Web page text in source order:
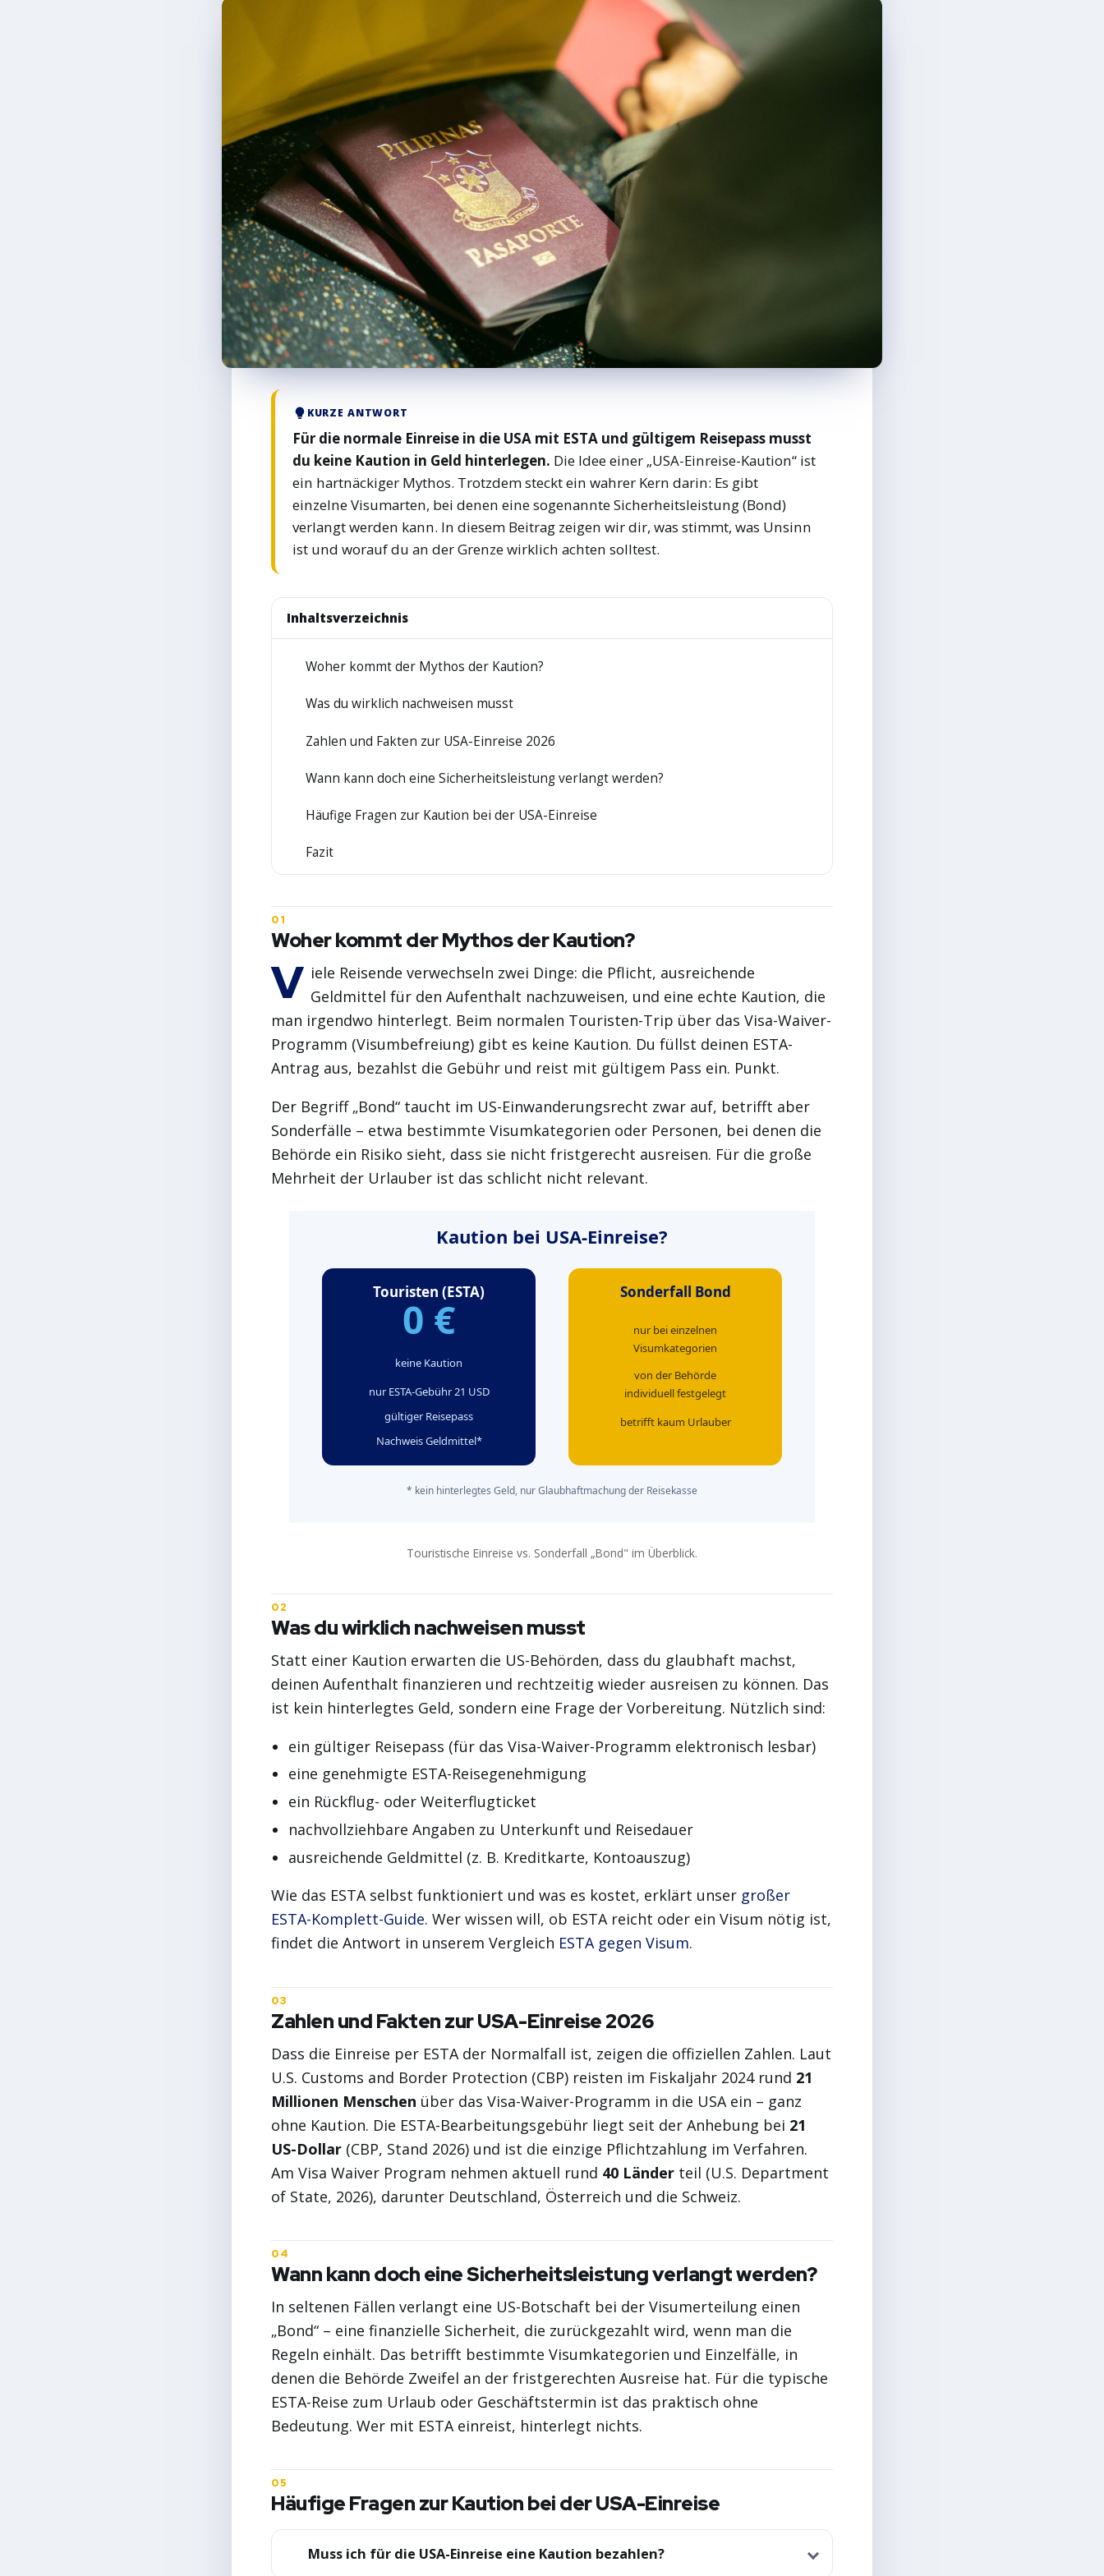
KURZE ANTWORT
Für die normale Einreise in die USA mit ESTA und gültigem Reisepass musst
du keine Kaution in Geld hinterlegen. Die Idee einer „USA-Einreise-Kaution“ ist
ein hartnäckiger Mythos. Trotzdem steckt ein wahrer Kern darin: Es gibt
einzelne Visumarten, bei denen eine sogenannte Sicherheitsleistung (Bond)
verlangt werden kann. In diesem Beitrag zeigen wir dir, was stimmt, was Unsinn
ist und worauf du an der Grenze wirklich achten solltest.
Inhaltsverzeichnis
Woher kommt der Mythos der Kaution?
Was du wirklich nachweisen musst
Zahlen und Fakten zur USA-Einreise 2026
Wann kann doch eine Sicherheitsleistung verlangt werden?
Häufige Fragen zur Kaution bei der USA-Einreise
Fazit
Woher kommt der Mythos der Kaution?
V iele Reisende verwechseln zwei Dinge: die Pflicht, ausreichende
Geldmittel für den Aufenthalt nachzuweisen, und eine echte Kaution, die
man irgendwo hinterlegt. Beim normalen Touristen-Trip über das Visa-Waiver-
Programm (Visumbefreiung) gibt es keine Kaution. Du füllst deinen ESTA-
Antrag aus, bezahlst die Gebühr und reist mit gültigem Pass ein. Punkt.
Der Begriff „Bond“ taucht im US-Einwanderungsrecht zwar auf, betrifft aber
Sonderfälle – etwa bestimmte Visumkategorien oder Personen, bei denen die
Behörde ein Risiko sieht, dass sie nicht fristgerecht ausreisen. Für die große
Mehrheit der Urlauber ist das schlicht nicht relevant.
Kaution bei USA-Einreise?
Touristen (ESTA)
0 €
keine Kaution
nur ESTA-Gebühr 21 USD
gültiger Reisepass
Nachweis Geldmittel*
Sonderfall Bond
nur bei einzelnen
Visumkategorien
von der Behörde
individuell festgelegt
betrifft kaum Urlauber
* kein hinterlegtes Geld, nur Glaubhaftmachung der Reisekasse
Touristische Einreise vs. Sonderfall „Bond" im Überblick.
Was du wirklich nachweisen musst
Statt einer Kaution erwarten die US-Behörden, dass du glaubhaft machst,
deinen Aufenthalt finanzieren und rechtzeitig wieder ausreisen zu können. Das
ist kein hinterlegtes Geld, sondern eine Frage der Vorbereitung. Nützlich sind:
ein gültiger Reisepass (für das Visa-Waiver-Programm elektronisch lesbar)
eine genehmigte ESTA-Reisegenehmigung
ein Rückflug- oder Weiterflugticket
nachvollziehbare Angaben zu Unterkunft und Reisedauer
ausreichende Geldmittel (z. B. Kreditkarte, Kontoauszug)
Wie das ESTA selbst funktioniert und was es kostet, erklärt unser großer
ESTA-Komplett-Guide. Wer wissen will, ob ESTA reicht oder ein Visum nötig ist,
findet die Antwort in unserem Vergleich ESTA gegen Visum.
Zahlen und Fakten zur USA-Einreise 2026
Dass die Einreise per ESTA der Normalfall ist, zeigen die offiziellen Zahlen. Laut
U.S. Customs and Border Protection (CBP) reisten im Fiskaljahr 2024 rund 21
Millionen Menschen über das Visa-Waiver-Programm in die USA ein – ganz
ohne Kaution. Die ESTA-Bearbeitungsgebühr liegt seit der Anhebung bei 21
US-Dollar (CBP, Stand 2026) und ist die einzige Pflichtzahlung im Verfahren.
Am Visa Waiver Program nehmen aktuell rund 40 Länder teil (U.S. Department
of State, 2026), darunter Deutschland, Österreich und die Schweiz.
Wann kann doch eine Sicherheitsleistung verlangt werden?
In seltenen Fällen verlangt eine US-Botschaft bei der Visumerteilung einen
„Bond“ – eine finanzielle Sicherheit, die zurückgezahlt wird, wenn man die
Regeln einhält. Das betrifft bestimmte Visumkategorien und Einzelfälle, in
denen die Behörde Zweifel an der fristgerechten Ausreise hat. Für die typische
ESTA-Reise zum Urlaub oder Geschäftstermin ist das praktisch ohne
Bedeutung. Wer mit ESTA einreist, hinterlegt nichts.
Häufige Fragen zur Kaution bei der USA-Einreise
Muss ich für die USA-Einreise eine Kaution bezahlen?